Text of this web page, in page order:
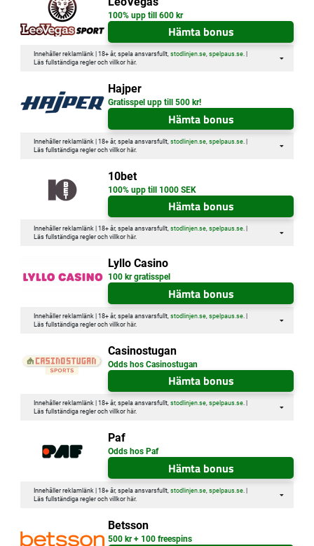
100% upp till 600 kr
Hämta bonus
Innehåller reklamlänk | 18+ år, spela ansvarsfullt, stodlinjen.se, spelpaus.se. |
Läs fullständiga regler och villkor här.
Hajper
Gratisspel upp till 500 kr!
Hämta bonus
Innehåller reklamlänk | 18+ år, spela ansvarsfullt, stodlinjen.se, spelpaus.se. |
Läs fullständiga regler och villkor här.
10bet
100% upp till 1000 SEK
Hämta bonus
Innehåller reklamlänk | 18+ år, spela ansvarsfullt, stodlinjen.se, spelpaus.se. |
Läs fullständiga regler och villkor här.
Lyllo Casino
100 kr gratisspel
Hämta bonus
Innehåller reklamlänk | 18+ år, spela ansvarsfullt, stodlinjen.se, spelpaus.se. |
Läs fullständiga regler och villkor här.
Casinostugan
Odds hos Casinostugan
Hämta bonus
Innehåller reklamlänk | 18+ år, spela ansvarsfullt, stodlinjen.se, spelpaus.se. |
Läs fullständiga regler och villkor här.
Paf
Odds hos Paf
Hämta bonus
Innehåller reklamlänk | 18+ år, spela ansvarsfullt, stodlinjen.se, spelpaus.se. |
Läs fullständiga regler och villkor här.
Betsson
500 kr + 100 freespins